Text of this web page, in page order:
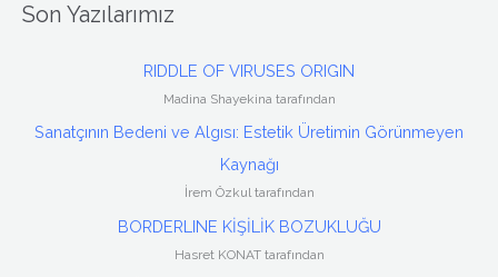
Son Yazılarımız
RIDDLE OF VIRUSES ORIGIN
Madina Shayekina tarafından
Sanatçının Bedeni ve Algısı: Estetik Üretimin Görünmeyen
Kaynağı
İrem Özkul tarafından
BORDERLINE KİŞİLİK BOZUKLUĞU
Hasret KONAT tarafından